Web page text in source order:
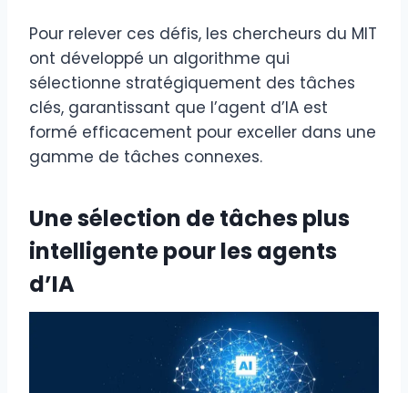
Pour relever ces défis, les chercheurs du MIT
ont développé un algorithme qui
sélectionne stratégiquement des tâches
clés, garantissant que l’agent d’IA est
formé efficacement pour exceller dans une
gamme de tâches connexes.
Une sélection de tâches plus
intelligente pour les agents
d’IA